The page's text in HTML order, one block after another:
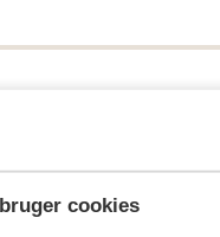
cookies